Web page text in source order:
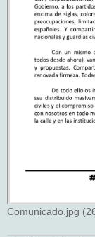
Comunicado.jpg